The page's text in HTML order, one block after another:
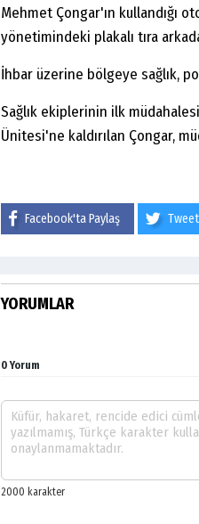
Mehmet Çongar'ın kullandığı
yönetimindeki plakalı tıra
İhbar üzerine bölgeye sağlık,
Sağlık ekiplerinin ilk
Ünitesi'ne kaldırılan Çongar,
Facebook'ta Paylaş
YORUMLAR
0 Yorum